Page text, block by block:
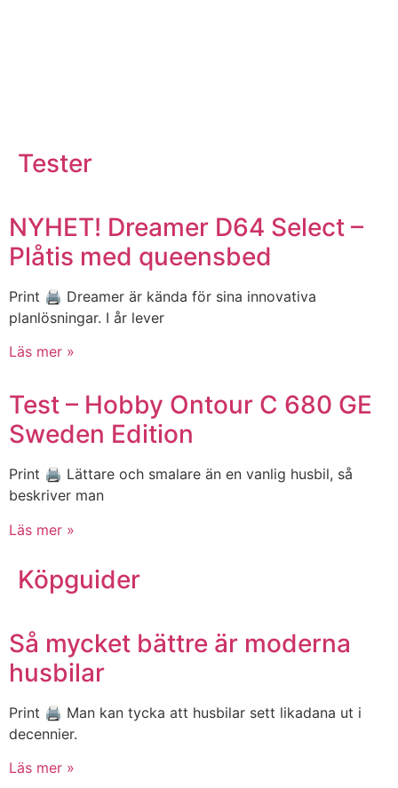
Tester
NYHET! Dreamer D64 Select –
Plåtis med queensbed
Print 🖨 Dreamer är kända för sina innovativa
planlösningar. I år lever
Läs mer »
Test – Hobby Ontour C 680 GE
Sweden Edition
Print 🖨 Lättare och smalare än en vanlig husbil, så
beskriver man
Läs mer »
Köpguider
Så mycket bättre är moderna
husbilar
Print 🖨 Man kan tycka att husbilar sett likadana ut i
decennier.
Läs mer »